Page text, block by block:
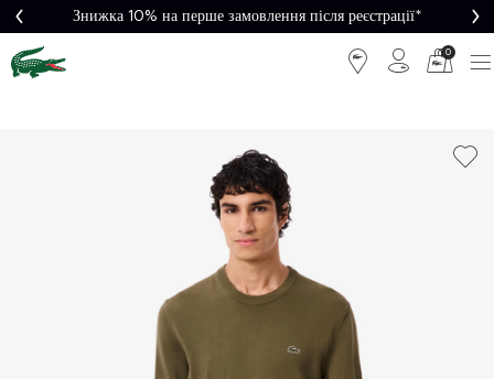
Знижка 10% на перше замовлення після реєстрації*
0
Безкоштовна
доставка від
5000₴*